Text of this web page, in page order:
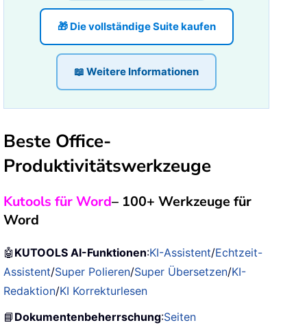
🎁 Die vollständige Suite kaufen
📖 Weitere Informationen
Beste Office-
Produktivitätswerkzeuge
Kutools für Word– 100+ Werkzeuge für
Word
🤖 KUTOOLS AI-Funktionen:KI-Assistent/Echtzeit-
Assistent/Super Polieren/Super Übersetzen/KI-
Redaktion/KI Korrekturlesen
📘 Dokumentenbeherrschung:Seiten